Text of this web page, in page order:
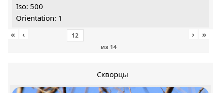
Iso: 500
Orientation: 1
«
‹
из 14
› »
Скворцы